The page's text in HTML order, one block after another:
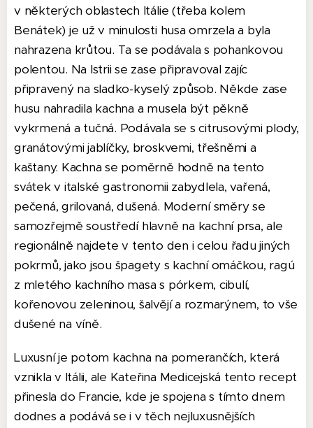
v některých oblastech Itálie (třeba kolem
Benátek) je už v minulosti husa omrzela a byla
nahrazena krůtou. Ta se podávala s pohankovou
polentou. Na Istrii se zase připravoval zajíc
připravený na sladko-kyselý způsob. Někde zase
husu nahradila kachna a musela být pěkně
vykrmená a tučná. Podávala se s citrusovými plody,
granátovými jablíčky, broskvemi, třešněmi a
kaštany. Kachna se poměrně hodně na tento
svátek v italské gastronomii zabydlela, vařená,
pečená, grilovaná, dušená. Moderní směry se
samozřejmě soustředí hlavně na kachní prsa, ale
regionálně najdete v tento den i celou řadu jiných
pokrmů, jako jsou špagety s kachní omáčkou, ragú
z mletého kachního masa s pórkem, cibulí,
kořenovou zeleninou, šalvějí a rozmarýnem, to vše
dušené na víně.
Luxusní je potom kachna na pomerančích, která
vznikla v Itálii, ale Kateřina Medicejská tento recept
přinesla do Francie, kde je spojena s tímto dnem
dodnes a podává se i v těch nejluxusnějších